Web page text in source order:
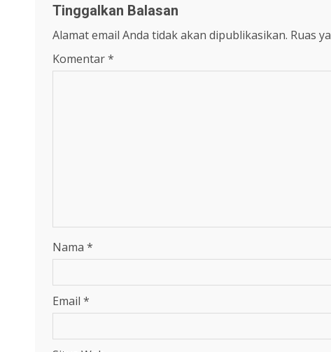
Tinggalkan Balasan
Alamat email Anda tidak akan dipublikasikan. Ruas
Komentar*
Nama *
Email *